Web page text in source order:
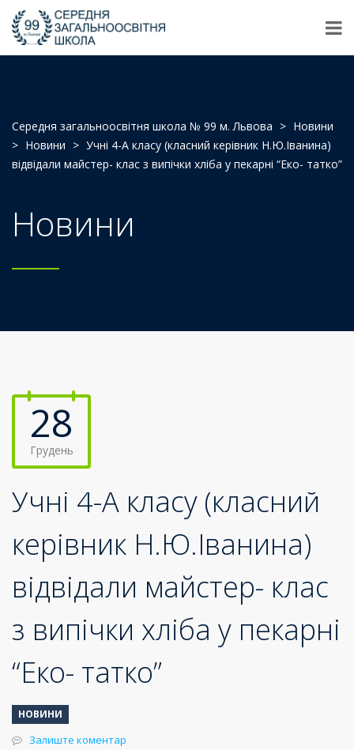
Середня загальноосвітня школа № 99 м. Львова > Новини
> Новини > Учні 4-А класу (класний керівник Н.Ю.Іванина)
відвідали майстер- клас з випічки хліба у пекарні “Еко- татко”
Новини
28
Грудень
Учні 4-А класу (класний
керівник Н.Ю.Іванина)
відвідали майстер- клас
з випічки хліба у пекарні
“Еко- татко”
НОВИНИ
Залиште коментар